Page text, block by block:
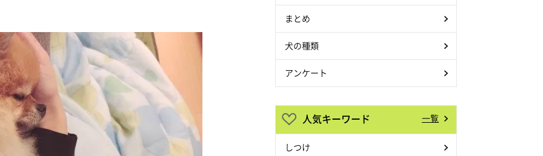
まとめ
犬の種類
アンケート
人気キーワード 一覧
しつけ